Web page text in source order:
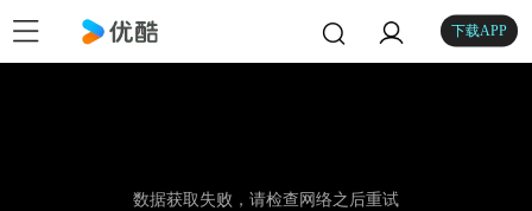
下载APP
数据获取失败，请检查网络之后重试